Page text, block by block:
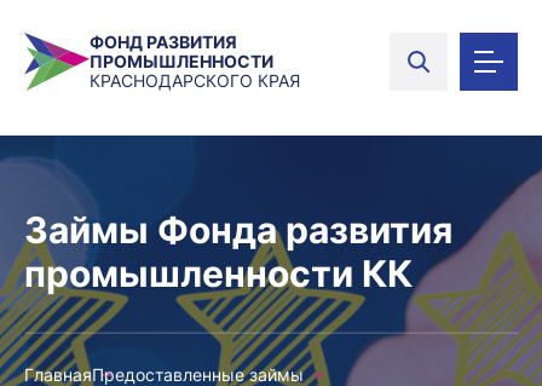
ФОНД РАЗВИТИЯ
ПРОМЫШЛЕННОСТИ
КРАСНОДАРСКОГО КРАЯ
Займы Фонда развития
промышленности КК
ГлавнаяПредоставленные займы